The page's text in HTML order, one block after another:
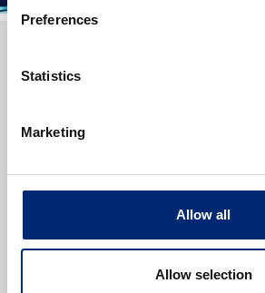
Preferences
Statistics
Marketing
Allow all
Allow selection
Spojkové sady SMARTFIT